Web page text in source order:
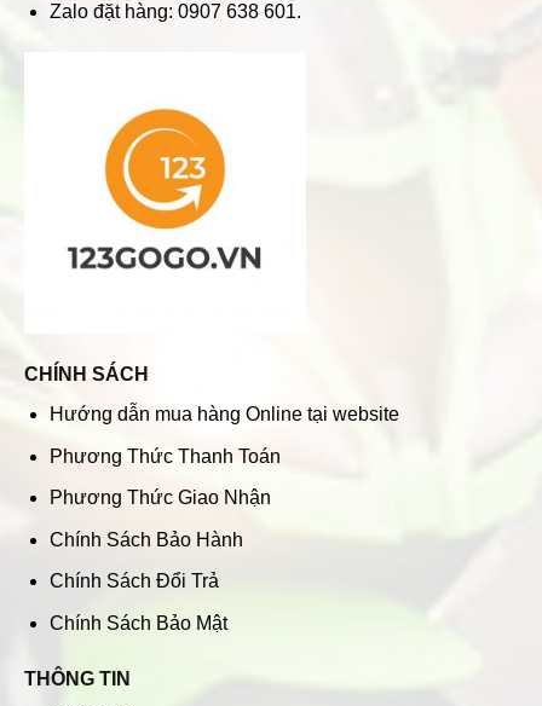
Zalo đặt hàng: 0907 638 601.
CHÍNH SÁCH
Hướng dẫn mua hàng Online tại website
Phương Thức Thanh Toán
Phương Thức Giao Nhận
Chính Sách Bảo Hành
Chính Sách Đổi Trả
Chính Sách Bảo Mật
THÔNG TIN